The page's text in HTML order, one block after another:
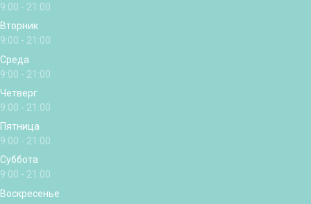
9:00 - 21:00
Вторник
9:00 - 21:00
Среда
9:00 - 21:00
Четверг
9:00 - 21:00
Пятница
9:00 - 21:00
Суббота
9:00 - 21:00
Воскресенье